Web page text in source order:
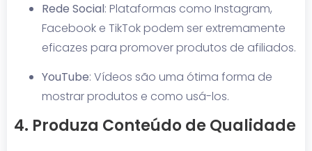
Rede Social: Plataformas como Instagram,
Facebook e TikTok podem ser extremamente
eficazes para promover produtos de afiliados.
YouTube: Vídeos são uma ótima forma de
mostrar produtos e como usá-los.
4. Produza Conteúdo de Qualidade